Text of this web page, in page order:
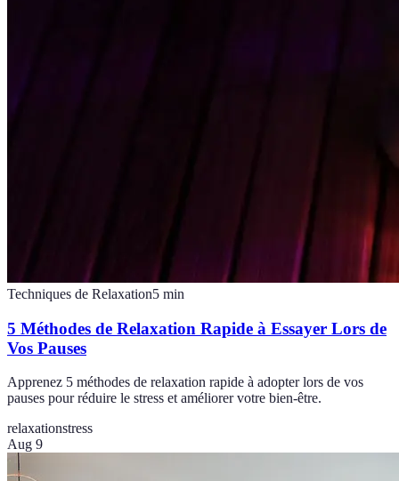
Techniques de Relaxation5 min
5 Méthodes de Relaxation Rapide à Essayer Lors de
Vos Pauses
Apprenez 5 méthodes de relaxation rapide à adopter lors de vos
pauses pour réduire le stress et améliorer votre bien-être.
relaxationstress
Aug 9